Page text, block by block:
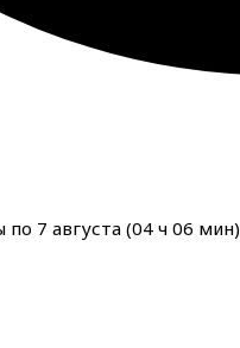
7 августа (04 ч06 мин)